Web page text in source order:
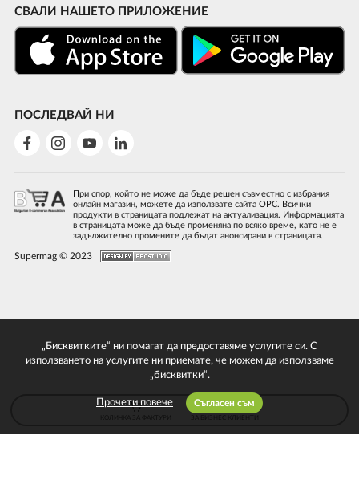
СВАЛИ НАШЕТО ПРИЛОЖЕНИЕ
ПОСЛЕДВАЙ НИ
При спор, който не може да бъде решен съвместно с избрания
онлайн магазин, можете да използвате сайта ОРС. Всички
продукти в страницата подлежат на актуализация. Информацията
в страницата може да бъде променяна по всяко време, като не е
задължително промените да бъдат анонсирани в страницата.
Supermag © 2023
„Бисквитките“ ни помагат да предоставяме услугите си. С
използването на услугите ни приемате, че можем да използваме
„бисквитки“.
Прочети повече Съгласен съм